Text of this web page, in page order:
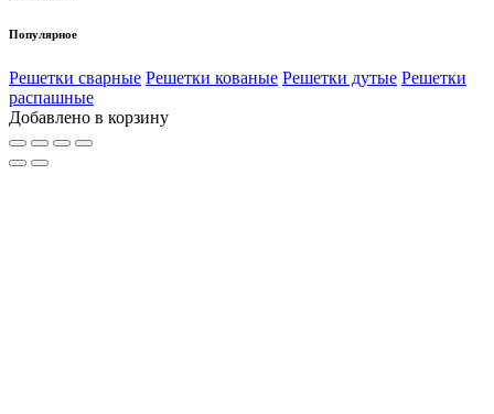
Популярное
Решетки сварные Решетки кованые Решетки дутые Решетки
распашные
Добавлено в корзину